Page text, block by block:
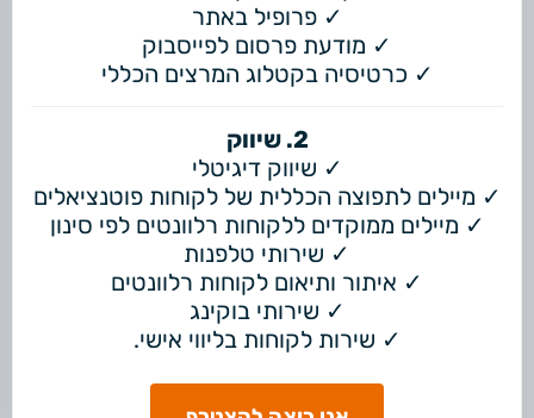
✓ פרופיל באתר
✓ מודעת פרסום לפייסבוק
✓ כרטיסיה בקטלוג המרצים הכללי
2. שיווק
✓ שיווק דיגיטלי
✓ מיילים לתפוצה הכללית של לקוחות פוטנציאלים
✓ מיילים ממוקדים ללקוחות רלוונטים לפי סינון
✓ שירותי טלפנות
✓ איתור ותיאום לקוחות רלוונטים
✓ שירותי בוקינג
✓ שירות לקוחות בליווי אישי.